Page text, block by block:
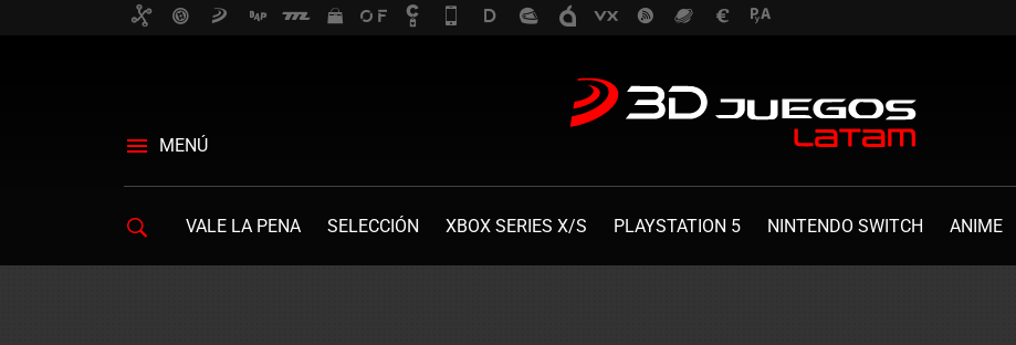
MENÚ
VALE LA PENA SELECCIÓN XBOX SERIES X/S PLAYSTATION 5 NINTENDO SWITCH ANIME